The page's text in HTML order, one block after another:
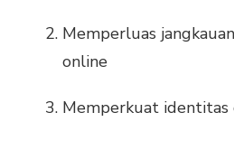
Memperluas
online
Memperkuat identitas